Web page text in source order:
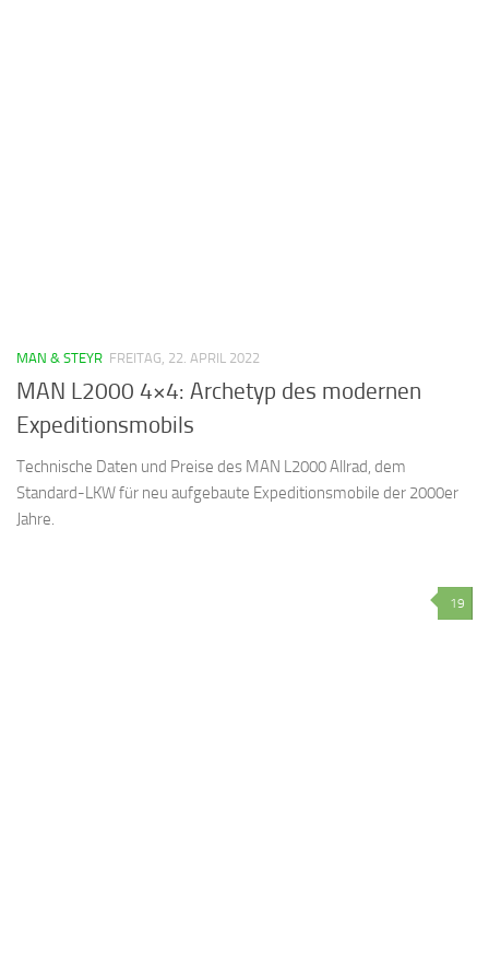
MAN & STEYR FREITAG, 22. APRIL 2022
MAN L2000 4×4: Archetyp des modernen
Expeditionsmobils
Technische Daten und Preise des MAN L2000 Allrad, dem
Standard-LKW für neu aufgebaute Expeditionsmobile der 2000er
Jahre.
19